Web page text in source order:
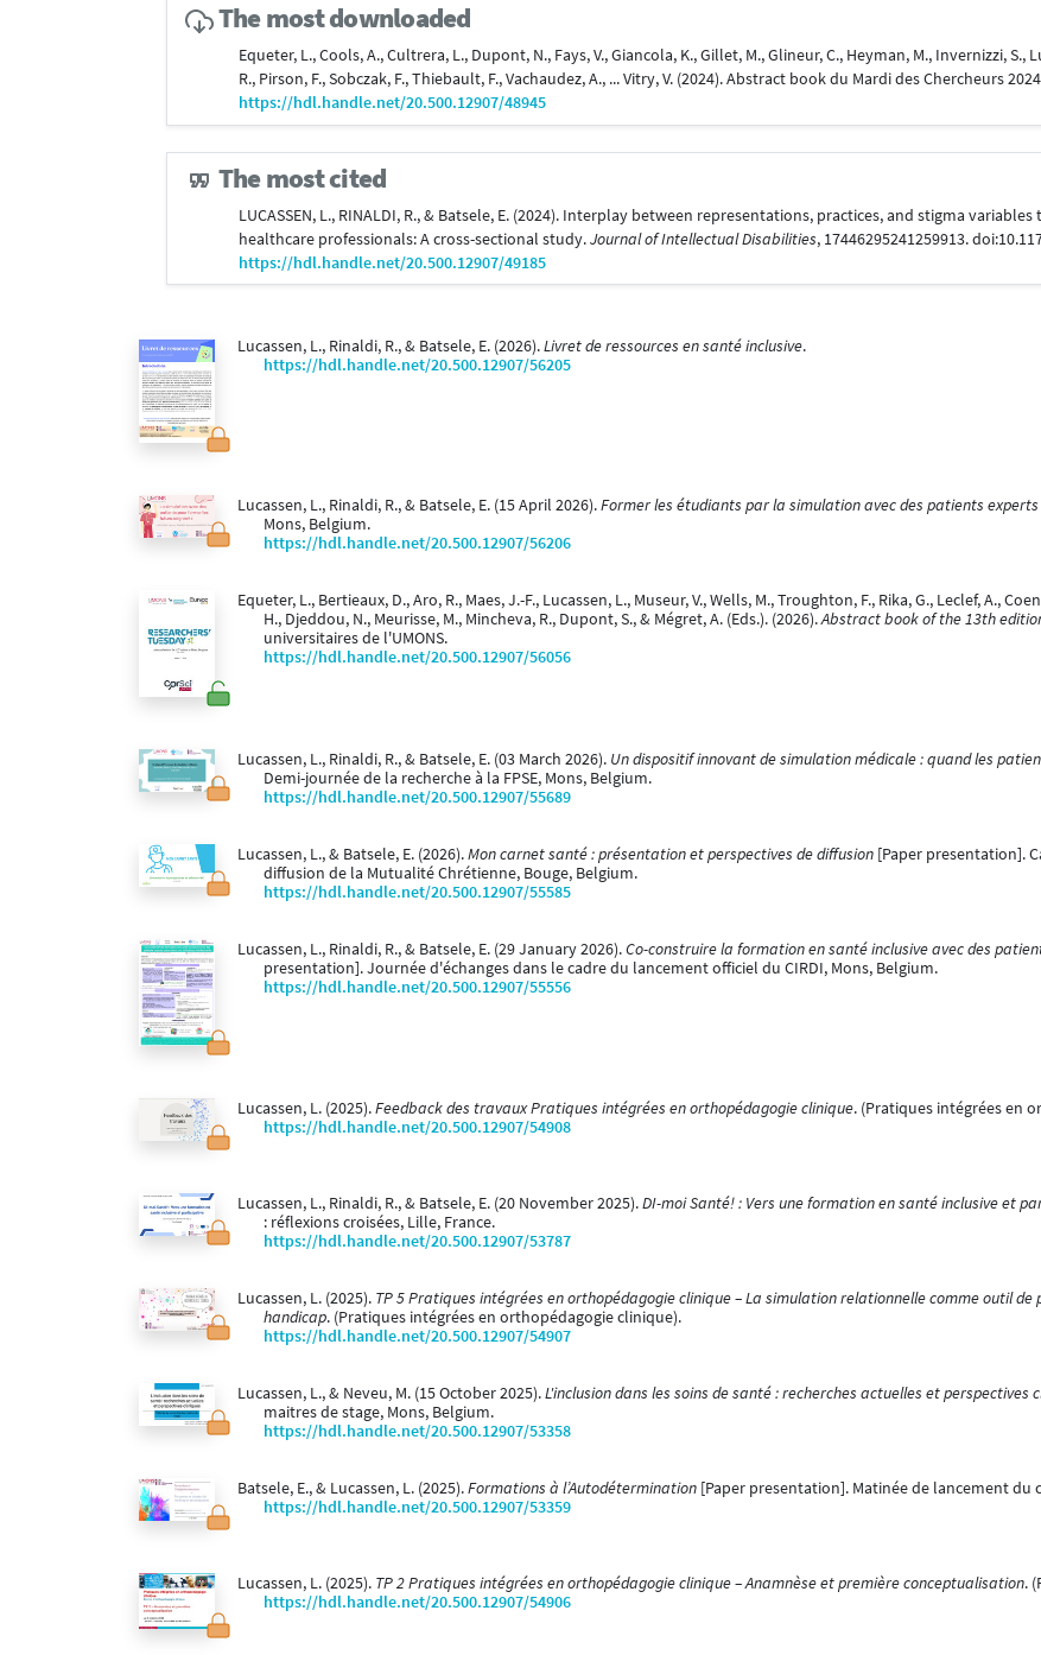
The most downloaded
Equeter, L., Cools, A., Cultrera, L., Dupont, N., Fays, V., Giancola, K., Gillet, M., Glineur, C., Heyman, M., Invernizzi, S.,
R., Pirson, F., Sobczak, F., Thiebault, F., Vachaudez, A., ... Vitry, V. (2024). Abstract book du Mardi des Chercheurs
https://hdl.handle.net/20.500.12907/48945
The most cited
LUCASSEN, L., RINALDI, R., & Batsele, E. (2024). Interplay between representations, practices, and stigma
healthcare professionals: A cross-sectional study.Journal of Intellectual Disabilities, 17446295241259913.
https://hdl.handle.net/20.500.12907/49185
Lucassen, L., Rinaldi, R., & Batsele, E. (2026).Livret de ressources en santé inclusive.
https://hdl.handle.net/20.500.12907/56205
Lucassen, L., Rinaldi, R., & Batsele, E. (15 April 2026).Former les étudiants par la simulation avec des patients experts
Mons, Belgium.
https://hdl.handle.net/20.500.12907/56206
Equeter, L., Bertieaux, D., Aro, R., Maes, J.-F., Lucassen, L., Museur, V., Wells, M., Troughton, F., Rika, G., Leclef, A.,
H., Djeddou, N., Meurisse, M., Mincheva, R., Dupont, S., & Mégret, A. (Eds.). (2026).Abstract book of the 13th
universitaires de l'UMONS.
https://hdl.handle.net/20.500.12907/56056
Lucassen, L., Rinaldi, R., & Batsele, E. (03 March 2026). Un dispositif innovant de simulation médicale : quand les
Demi-journée de la recherche à la FPSE, Mons, Belgium.
https://hdl.handle.net/20.500.12907/55689
Lucassen, L., & Batsele, E. (2026).Mon carnet santé : présentation et perspectives de diffusion[Paper presentation].
diffusion de la Mutualité Chrétienne, Bouge, Belgium.
https://hdl.handle.net/20.500.12907/55585
Lucassen, L., Rinaldi, R., & Batsele, E. (29 January 2026).Co-construire la formation en santé inclusive avec des
presentation]. Journée d'échanges dans le cadre du lancement officiel du CIRDI, Mons, Belgium.
https://hdl.handle.net/20.500.12907/55556
Lucassen, L. (2025).Feedback des travaux Pratiques intégrées en orthopédagogie clinique. (Pratiques intégrées en
https://hdl.handle.net/20.500.12907/54908
Lucassen, L., Rinaldi, R., & Batsele, E. (20 November 2025).DI-moi Santé! : Vers une formation en santé inclusive et
: réflexions croisées, Lille, France.
https://hdl.handle.net/20.500.12907/53787
Lucassen, L. (2025). TP 5 Pratiques intégrées en orthopédagogie clinique – La simulation relationnelle comme outil
handicap. (Pratiques intégrées en orthopédagogie clinique).
https://hdl.handle.net/20.500.12907/54907
Lucassen, L., & Neveu, M. (15 October 2025).L'inclusion dans les soins de santé : recherches actuelles et perspectives
maitres de stage, Mons, Belgium.
https://hdl.handle.net/20.500.12907/53358
Batsele, E., & Lucassen, L. (2025).Formations à l’Autodétermination[Paper presentation]. Matinée de lancement du
https://hdl.handle.net/20.500.12907/53359
Lucassen, L. (2025). TP 2 Pratiques intégrées en orthopédagogie clinique – Anamnèse et première conceptualisation.
https://hdl.handle.net/20.500.12907/54906